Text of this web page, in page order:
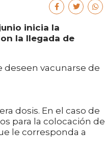
inicia la
la llegada de
deseen vacunarse de
dosis. En el caso de
para la colocación de
le corresponda a